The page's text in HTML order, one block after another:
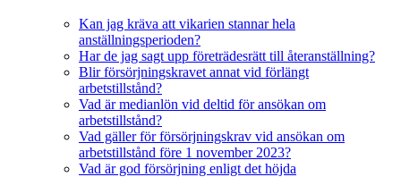
Kan jag kräva att vikarien stannar hela
anställningsperioden?
Har de jag sagt upp företrädesrätt till återanställning?
Blir försörjningskravet annat vid förlängt
arbetstillstånd?
Vad är medianlön vid deltid för ansökan om
arbetstillstånd?
Vad gäller för försörjningskrav vid ansökan om
arbetstillstånd före 1 november 2023?
Vad är god försörjning enligt det höjda